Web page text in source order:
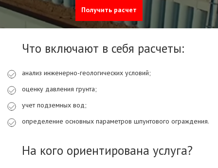
Получить расчет
Что включают в себя расчеты:
анализ инженерно-геологических условий;
оценку давления грунта;
учет подземных вод;
определение основных параметров шпунтового ограждения.
На кого ориентирована услуга?